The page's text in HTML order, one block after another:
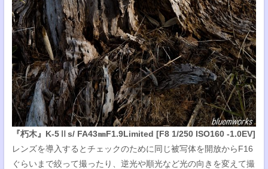
『朽木』K-5Ⅱs/ FA43㎜F1.9Limited [F8 1/250 ISO160 -1.0EV]
レンズを導入するとチェックのために同じ被写体を開放からF16
ぐらいまで絞って撮ったり、逆光や順光など光の向きを変えて撮